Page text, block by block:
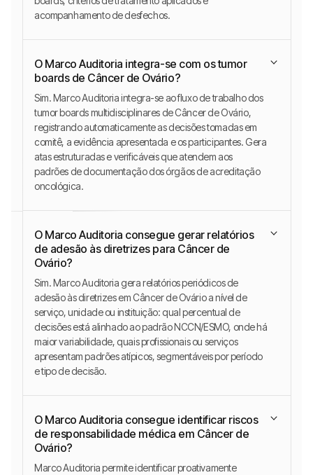
acompanhamento de desfechos.
O Marco Auditoria integra-se com os tumor
boards de Câncer de Ovário?
Sim. Marco Auditoria integra-se ao fluxo de trabalho dos
tumor boards multidisciplinares de Câncer de Ovário,
registrando automaticamente as decisões tomadas em
comitê, a evidência apresentada e os participantes. Gera
atas estruturadas e verificáveis que atendem aos
padrões de documentação dos órgãos de acreditação
oncológica.
O Marco Auditoria consegue gerar relatórios
de adesão às diretrizes para Câncer de
Ovário?
Sim. Marco Auditoria gera relatórios periódicos de
adesão às diretrizes em Câncer de Ovário a nível de
serviço, unidade ou instituição: qual percentual de
decisões está alinhado ao padrão NCCN/ESMO, onde há
maior variabilidade, quais profissionais ou serviços
apresentam padrões atípicos, segmentáveis por período
e tipo de decisão.
O Marco Auditoria consegue identificar riscos
de responsabilidade médica em Câncer de
Ovário?
Marco Auditoria permite identificar proativamente